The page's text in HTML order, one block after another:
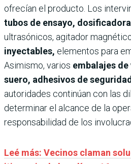
ofrecían el producto. Los
tubos de ensayo,
ultrasónicos, agitador
inyectables, elementos para
Asimismo, varios embalajes
suero, adhesivos de seguridad
autoridades continúan con las
determinar el alcance de la
responsabilidad de los
Leé más: Vecinos claman